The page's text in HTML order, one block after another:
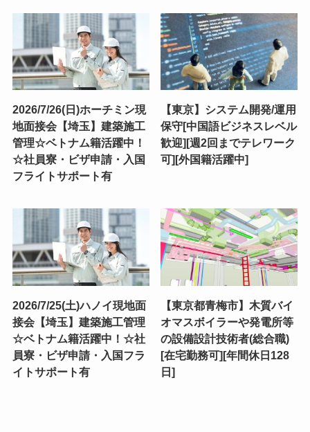
2026/7/26(日)ホーチミン現
地面接会【埼玉】建築施工
管理☆ベトナム籍活躍中！
☆社員寮・ビザ申請・入国
フライトサポート有
【東京】システム開発/運用
保守[中国語ビジネスレベル
歓迎][週2回までテレワーク
可][外国籍活躍中]
2026/7/25(土)ハノイ現地面
接会【埼玉】建築施工管理
☆ベトナム籍活躍中！☆社
員寮・ビザ申請・入国フラ
イトサポート有
【東京都青梅市】木質バイ
オマスボイラーや発電所等
の設備設計技術者(総合職)
[在宅勤務可][年間休日128
日]